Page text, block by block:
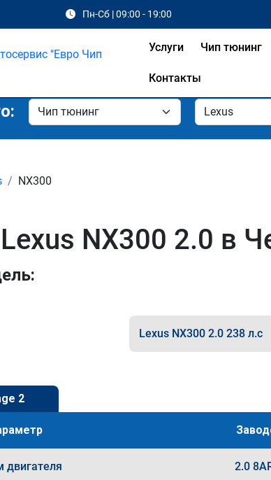
Пн-Сб | 09:00 - 19:00
Услуги Чип тюнинг
Контакты
NX300
NX300 2.0 в
Lexus NX300 2.0 238 л.с
2
двигателя 2.0